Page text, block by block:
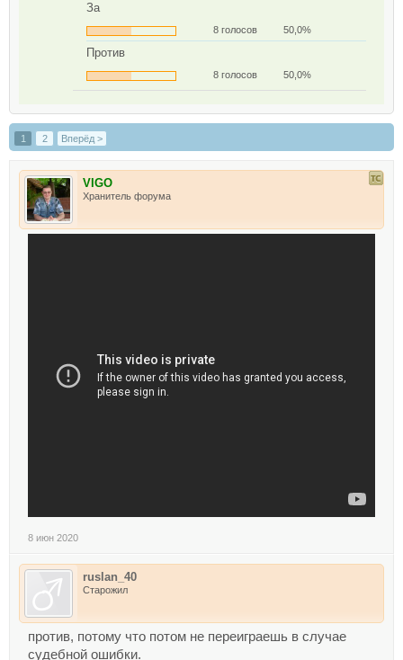
За
8 голосов 50,0%
Против
8 голосов 50,0%
1 2 Вперёд >
VIGO
Хранитель форума
8 июн 2020
ruslan_40
Старожил
против, потому что потом не переиграешь в случае
судебной ошибки.